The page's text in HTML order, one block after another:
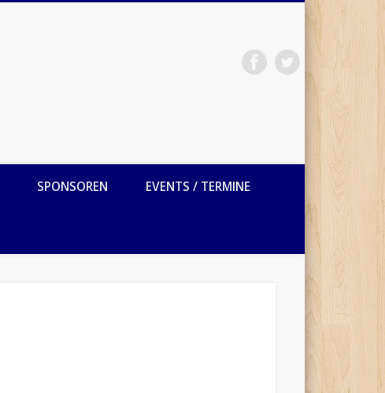
SPONSOREN EVENTS / TERMINE